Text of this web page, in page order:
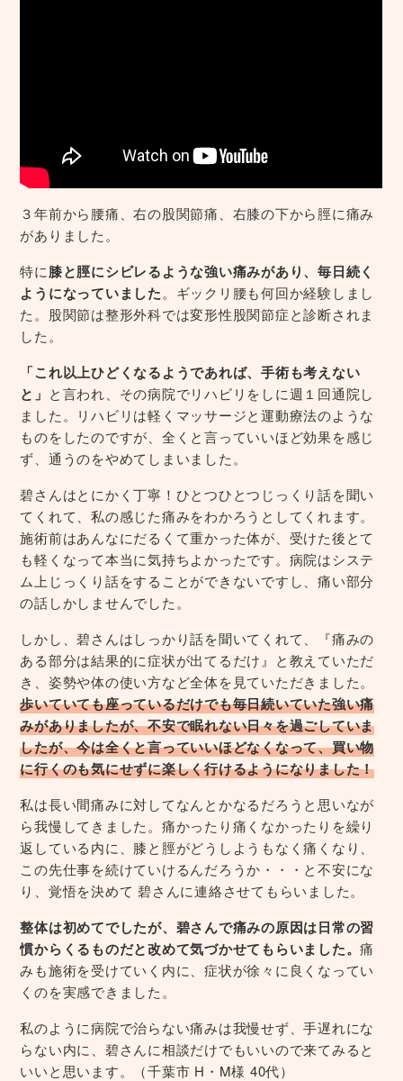
３年前から腰痛、右の股関節痛、右膝の下から脛に痛み
がありました。
特に膝と脛にシビレるような強い痛みがあり、毎日続く
ようになっていました。ギックリ腰も何回か経験しまし
た。股関節は整形外科では変形性股関節症と診断されま
した。
「これ以上ひどくなるようであれば、手術も考えない
と」 と言われ、その病院でリハビリをしに週１回通院し
ました。リハビリは軽くマッサージと運動療法のような
ものをしたのですが、全くと言っていいほど効果を感じ
ず、通うのをやめてしまいました。
碧さんはとにかく丁寧！ひとつひとつじっくり話を聞い
てくれて、私の感じた痛みをわかろうとしてくれます。
施術前はあんなにだるくて重かった体が、受けた後とて
も軽くなって本当に気持ちよかったです。病院はシステ
ム上じっくり話をすることができないですし、痛い部分
の話しかしませんでした。
しかし、碧さんはしっかり話を聞いてくれて、『痛みの
ある部分は結果的に症状が出てるだけ』と教えていただ
き、姿勢や体の使い方など全体を見ていただきました。
歩いていても座っているだけでも毎日続いていた強い痛
みがありましたが、不安で眠れない日々を過ごしていま
したが、今は全くと言っていいほどなくなって、買い物
に行くのも気にせずに楽しく行けるようになりました！
私は長い間痛みに対してなんとかなるだろうと思いなが
ら我慢してきました。痛かったり痛くなかったりを繰り
返している内に、膝と脛がどうしようもなく痛くなり、
この先仕事を続けていけるんだろうか・・・と不安にな
り、覚悟を決めて 碧さんに連絡させてもらいました。
整体は初めてでしたが、碧さんで痛みの原因は日常の習
慣からくるものだと改めて気づかせてもらいました。痛
みも施術を受けていく内に、症状が徐々に良くなってい
くのを実感できました。
私のように病院で治らない痛みは我慢せず、手遅れにな
らない内に、碧さんに相談だけでもいいので来てみると
いいと思います。（千葉市 H・M様 40代）